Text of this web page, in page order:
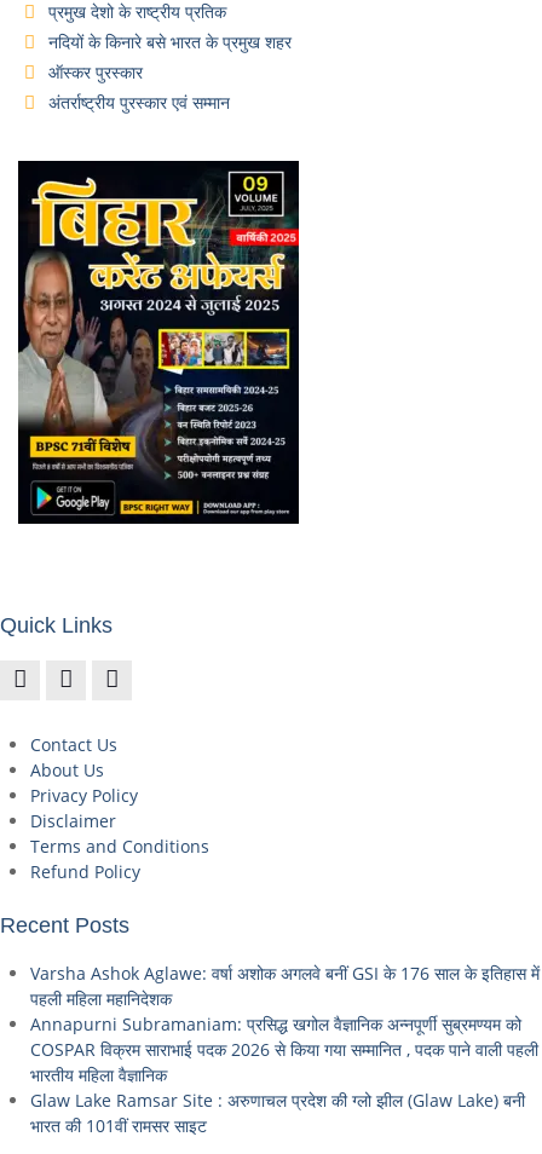
प्रमुख देशो के राष्ट्रीय प्रतिक
नदियों के किनारे बसे भारत के प्रमुख शहर
ऑस्कर पुरस्कार
अंतर्राष्ट्रीय पुरस्कार एवं सम्मान
Quick Links
Contact Us
About Us
Privacy Policy
Disclaimer
Terms and Conditions
Refund Policy
Recent Posts
Varsha Ashok Aglawe: वर्षा अशोक अगलवे बनीं GSI के 176 साल के इतिहास में
पहली महिला महानिदेशक
Annapurni Subramaniam: प्रसिद्ध खगोल वैज्ञानिक अन्नपूर्णी सुब्रमण्यम को
COSPAR विक्रम साराभाई पदक 2026 से किया गया सम्मानित , पदक पाने वाली पहली
भारतीय महिला वैज्ञानिक
Glaw Lake Ramsar Site : अरुणाचल प्रदेश की ग्लो झील (Glaw Lake) बनी
भारत की 101वीं रामसर साइट